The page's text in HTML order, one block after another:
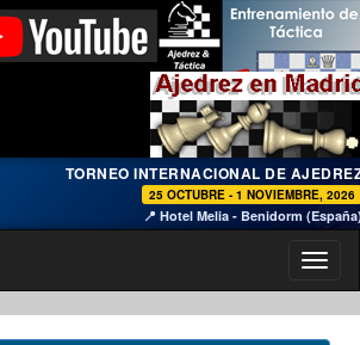
TORNEO INTERNACIONAL DE
25 OCTUBRE - 1 NOVIEMBRE, 2026
📍 Hotel Melia - Benidorm